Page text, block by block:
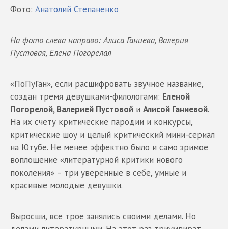
Фото: Анатолий Степаненко
На фото слева направо: Алиса Ганиева, Валерия
Пустовая, Елена Погорелая
«ПоПуГан», если расшифровать звучное название,
создан тремя девушками-филологами: Еленой
Погорелой, Валерией Пустовой и Алисой Ганиевой.
На их счету критические пародии и конкурсы,
критические шоу и целый критический мини-сериал
на Ютубе. Не менее эффектно было и само зримое
воплощение «литературной критики нового
поколения» – три уверенные в себе, умные и
красивые молодые девушки.
Выросши, все трое занялись своими делами. Но